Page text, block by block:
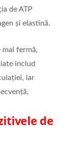
de ATP
și elastină.
mai fermă,
includ
iar
de